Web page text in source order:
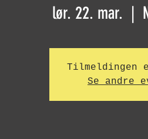
lør. 22. mar.
  |
Tilmeldingen
Se andre